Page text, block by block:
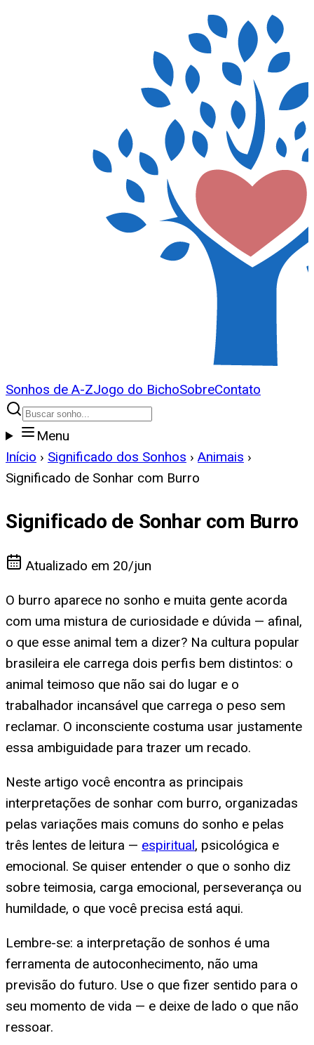
Sonhos de A-ZJogo do BichoSobreContato
Menu
Início › Significado dos Sonhos › Animais ›
Significado de Sonhar com Burro
Significado de Sonhar com Burro
Atualizado em 20/jun
O burro aparece no sonho e muita gente acorda
com uma mistura de curiosidade e dúvida — afinal,
o que esse animal tem a dizer? Na cultura popular
brasileira ele carrega dois perfis bem distintos: o
animal teimoso que não sai do lugar e o
trabalhador incansável que carrega o peso sem
reclamar. O inconsciente costuma usar justamente
essa ambiguidade para trazer um recado.
Neste artigo você encontra as principais
interpretações de sonhar com burro, organizadas
pelas variações mais comuns do sonho e pelas
três lentes de leitura — espiritual, psicológica e
emocional. Se quiser entender o que o sonho diz
sobre teimosia, carga emocional, perseverança ou
humildade, o que você precisa está aqui.
Lembre-se: a interpretação de sonhos é uma
ferramenta de autoconhecimento, não uma
previsão do futuro. Use o que fizer sentido para o
seu momento de vida — e deixe de lado o que não
ressoar.